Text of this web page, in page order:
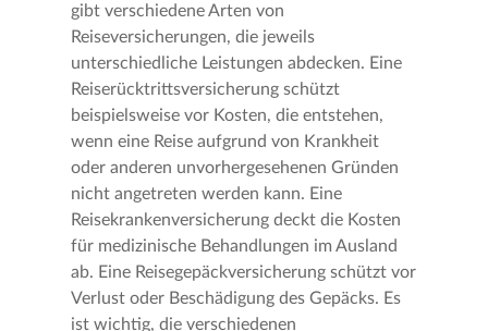
gibt verschiedene Arten von
Reiseversicherungen, die jeweils
unterschiedliche Leistungen abdecken. Eine
Reiserücktrittsversicherung schützt
beispielsweise vor Kosten, die entstehen,
wenn eine Reise aufgrund von Krankheit
oder anderen unvorhergesehenen Gründen
nicht angetreten werden kann. Eine
Reisekrankenversicherung deckt die Kosten
für medizinische Behandlungen im Ausland
ab. Eine Reisegepäckversicherung schützt vor
Verlust oder Beschädigung des Gepäcks. Es
ist wichtig, die verschiedenen